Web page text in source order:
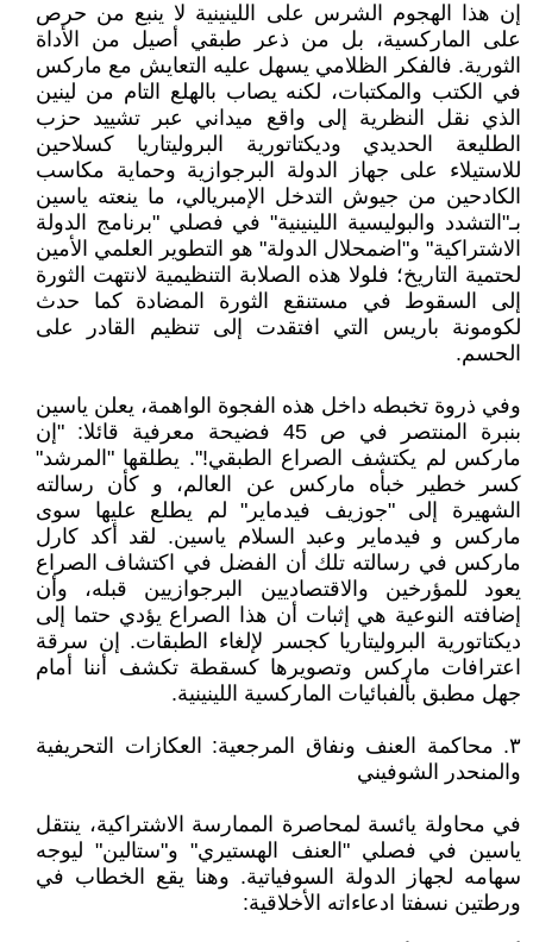
إن هذا الهجوم الشرس على اللينينية لا ينبع من حرص
على الماركسية، بل من ذعر طبقي أصيل من الأداة
الثورية. فالفكر الظلامي يسهل عليه التعايش مع ماركس
في الكتب والمكتبات، لكنه يصاب بالهلع التام من لينين
الذي نقل النظرية إلى واقع ميداني عبر تشييد حزب
الطليعة الحديدي وديكتاتورية البروليتاريا كسلاحين
للاستيلاء على جهاز الدولة البرجوازية وحماية مكاسب
الكادحين من جيوش التدخل الإمبريالي، ما ينعته ياسين
بـ"التشدد والبوليسية اللينينية" في فصلي "برنامج الدولة
الاشتراكية" و"اضمحلال الدولة" هو التطوير العلمي الأمين
لحتمية التاريخ؛ فلولا هذه الصلابة التنظيمية لانتهت الثورة
إلى السقوط في مستنقع الثورة المضادة كما حدث
لكومونة باريس التي افتقدت إلى تنظيم القادر على
الحسم.
وفي ذروة تخبطه داخل هذه الفجوة الواهمة، يعلن ياسين
بنبرة المنتصر في ص 45 فضيحة معرفية قائلا: "إن
ماركس لم يكتشف الصراع الطبقي!". يطلقها "المرشد"
كسر خطير خبأه ماركس عن العالم، و كأن رسالته
الشهيرة إلى "جوزيف فيدماير" لم يطلع عليها سوى
ماركس و فيدماير وعبد السلام ياسين. لقد أكد كارل
ماركس في رسالته تلك أن الفضل في اكتشاف الصراع
يعود للمؤرخين والاقتصاديين البرجوازيين قبله، وأن
إضافته النوعية هي إثبات أن هذا الصراع يؤدي حتما إلى
ديكتاتورية البروليتاريا كجسر لإلغاء الطبقات. إن سرقة
اعترافات ماركس وتصويرها كسقطة تكشف أننا أمام
جهل مطبق بألفبائيات الماركسية اللينينية.
٣. محاكمة العنف ونفاق المرجعية: العكازات التحريفية
والمنحدر الشوفيني
في محاولة يائسة لمحاصرة الممارسة الاشتراكية، ينتقل
ياسين في فصلي "العنف الهستيري" و"ستالين" ليوجه
سهامه لجهاز الدولة السوفياتية. وهنا يقع الخطاب في
ورطتين نسفتا ادعاءاته الأخلاقية: